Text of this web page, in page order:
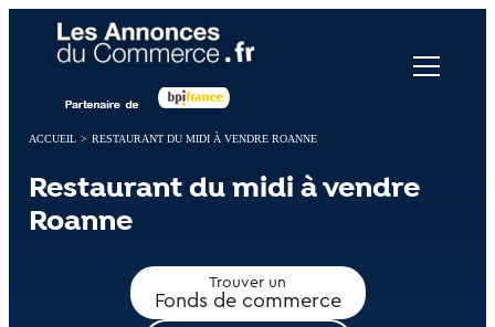
ACCUEIL > RESTAURANT DU MIDI À VENDRE ROANNE
Restaurant du midi à vendre
Roanne
Trouver un
Fonds de commerce
Panneau de gestion des cookies